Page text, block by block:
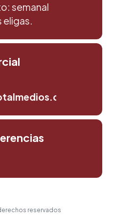
semanal
eligas.
reservados